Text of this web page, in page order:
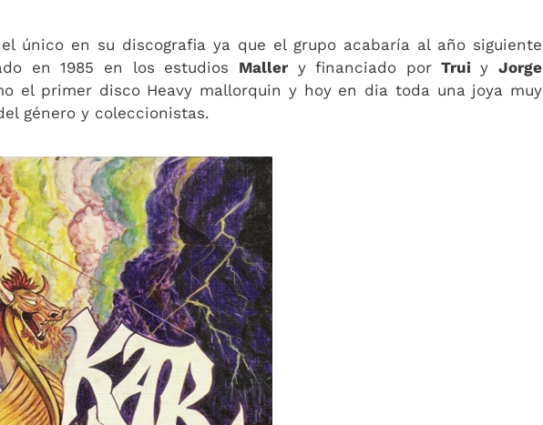
único en su discografia ya que el grupo acabaría al año siguiente
en 1985 en los estudios Maller y financiado por Trui yJorge
el primer disco Heavy mallorquin y hoy en dia toda una joya muy
género y coleccionistas.